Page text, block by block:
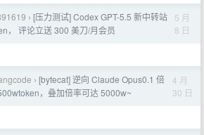
› [压力测试] Codex GPT-5.5 新中转站
， 评论立送 300 美刀/月会员
5 月
8 日
› [bytecat] 逆向 Claude Opus0.1 倍
，叠加倍率可达 5000w~
4 月
30 日